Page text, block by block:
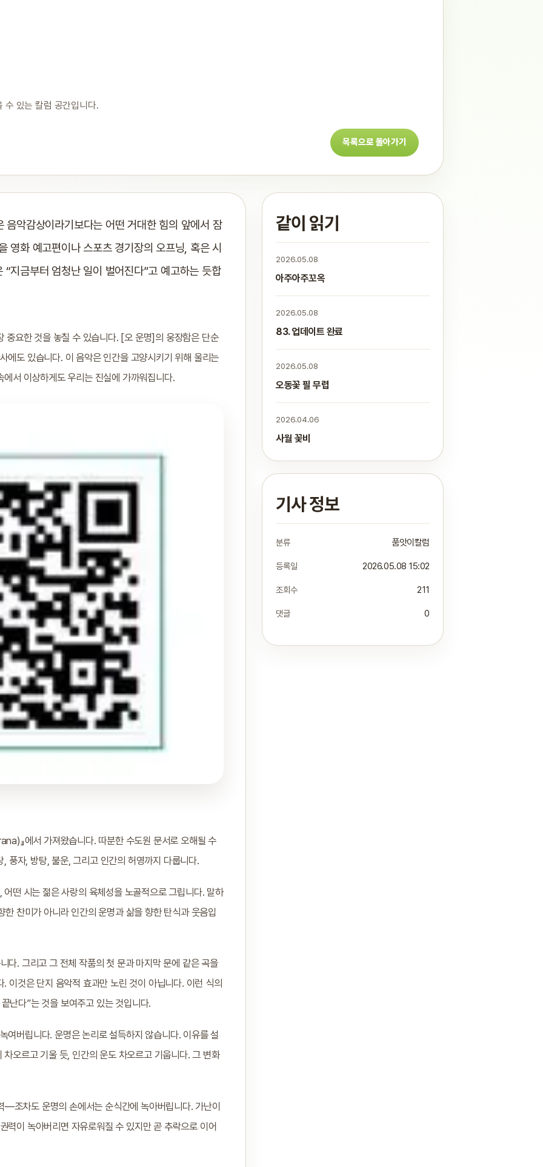
수 있는 칼럼 공간입니다.
목록으로 돌아가기
악감상이라기보다는 어떤 거대한 힘의 앞에서 잠
영화 예고편이나 스포츠 경기장의 오프닝, 혹은 시
지금부터 엄청난 일이 벌어진다”고 예고하는 듯합
중요한 것을 놓칠 수 있습니다. [오 운명]의 웅장함은 단순
에도 있습니다. 이 음악은 인간을 고양시키기 위해 울리는
서 이상하게도 우리는 진실에 가까워집니다.
』에서 가져왔습니다. 따분한 수도원 문서로 오해될 수
풍자, 방탕, 불운, 그리고 인간의 허영까지 다룹니다.
떤 시는 젊은 사랑의 육체성을 노골적으로 그립니다. 말하
한 찬미가 아니라 인간의 운명과 삶을 향한 탄식과 웃음입
다. 그리고 그 전체 작품의 첫 문과 마지막 문에 같은 곡을
것은 단지 음악적 효과만 노린 것이 아닙니다. 이런 식의
난다”는 것을 보여주고 있는 것입니다.
여버립니다. 운명은 논리로 설득하지 않습니다. 이유를 설
오르고 기울 듯, 인간의 운도 차오르고 기웁니다. 그 변화
조차도 운명의 손에서는 순식간에 녹아버립니다. 가난이
력이 녹아버리면 자유로워질 수 있지만 곧 추락으로 이어
같이 읽기
2026.05.08
아주아주꼬옥
2026.05.08
83. 업데이트 완료
2026.05.08
오동꽃 필 무렵
2026.04.06
사월 꽃비
기사 정보
분류 품앗이칼럼
등록일 2026.05.08 15:02
조회수 211
댓글 0